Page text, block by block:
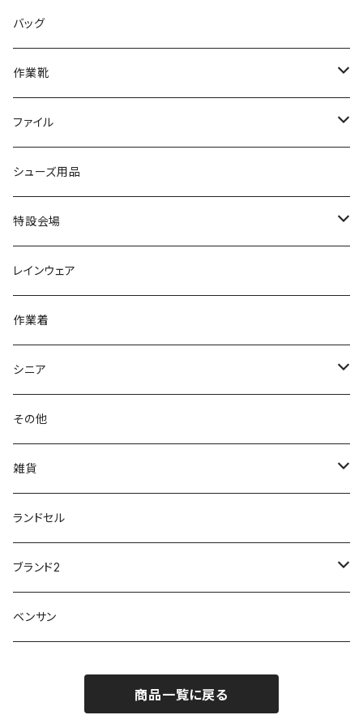
サンダル/クロッグ
ブーツ
作業靴
フォーマル/ビジネス/通学靴
学生靴
オフィスサンダル
上履き/スリッパ
カジュアル
スニーカー
サンダル/クロッグ
レインシューズ
作業靴
フォーマル/ビジネス/通学靴
学生靴
ビジネスシューズ
アウトドア/トレッキング
スポーツ
カジュアル
サンダル/クロッグ
フォーマル
アウトドア/トレッキング
上履き/スリッパ
アディダス adidas
アシックス asics
アキレス Achilles
GIRARE
Field tex
イチマツ
ブランド3
ヨネックス YONEX
日進ゴム
パンジー Pansy
第一ゴム
ミレディ Milady
アディダス
ブランド2
スミクラ
コンバース CONVERSE
ネウシ NEUSHI
トパーズ TOPAZ
ザノースフェイス THE NORTH FACE
アシックス
スケッチャーズ
エムディ企画
バッグ
作業靴
足袋
ナースシューズ
疲れにくいクッション性能
脱ぎ履き簡単
ファイル
20190123nsnk
20190211nattack
20200114ncv
20191223nrain
20190106nattack
20190223nkutu
20190501nnf
20200701nmensand
20200721nwsand
20190702caq
シューズ用品
特設会場
悩み解決
膝・腰痛
暑い、足汗、ムレ対策
レインアイテム
レインブーツ
防水シューズ
レインブーツ
アウトドア・トレッキング
動画でご紹介
フォーマル/ビジネス/通学靴
軽量
夏特集
レインウェア
作業着
シニア
カジュアル
カジュアルシューズ
紳士
婦人
その他
雑貨
雨具
傘
ランドセル
ブランド2
ノースフェイス
ベンサン
商品一覧に戻る